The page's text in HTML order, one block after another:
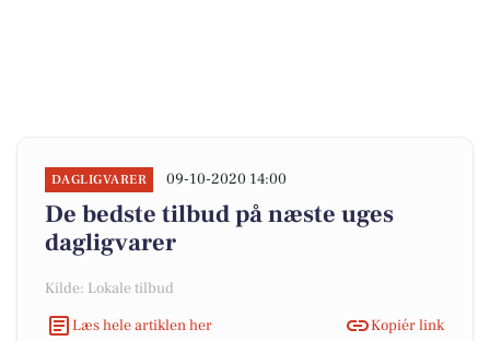
DAGLIGVARER 09-10-2020 14:00
De bedste tilbud på næste uges
dagligvarer
Kilde: Lokale tilbud
Læs hele artiklen her
Kopiér link